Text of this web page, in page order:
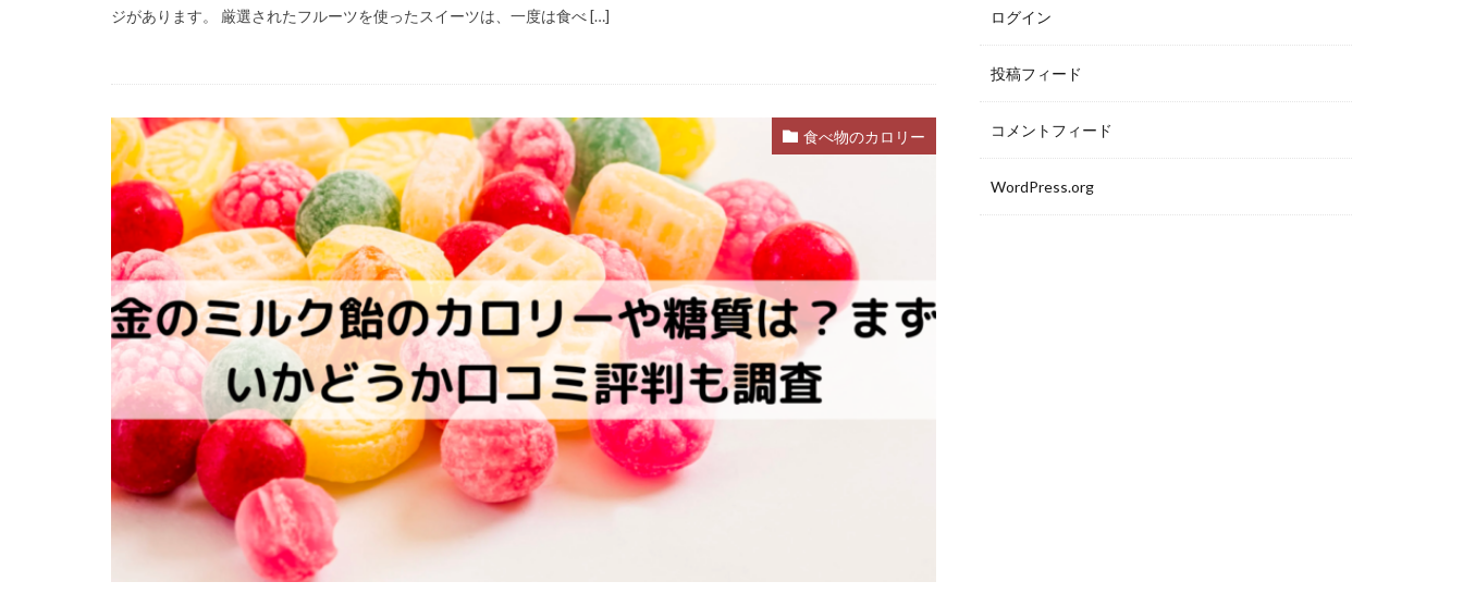
ジがあります。 厳選されたフルーツを使ったスイーツは、一度は食べ […]
食べ物のカロリー
ログイン
投稿フィード
コメントフィード
WordPress.org